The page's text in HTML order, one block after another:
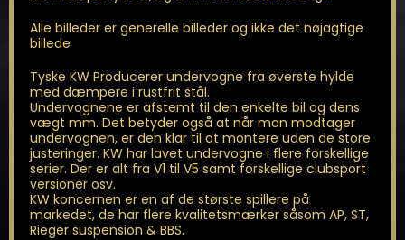
Alle billeder er generelle billeder og ikke det nøjagtige
billede
Tyske KW Producerer undervogne fra øverste hylde
med dæmpere i rustfrit stål.
Undervognene er afstemt til den enkelte bil og dens
vægt mm. Det betyder også at når man modtager
undervognen, er den klar til at montere uden de store
justeringer. KW har lavet undervogne i flere forskellige
serier. Der er alt fra V1 til V5 samt forskellige clubsport
versioner osv.
KW koncernen er en af de største spillere på
markedet, de har flere kvalitetsmærker såsom AP, ST,
Rieger suspension & BBS.